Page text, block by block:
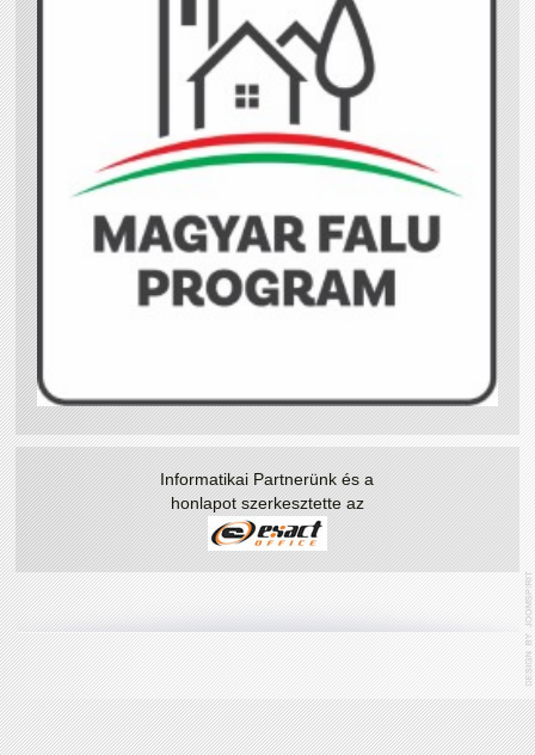
Informatikai Partnerünk és a
honlapot szerkesztette az